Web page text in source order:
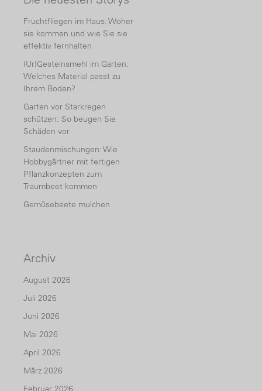
Fruchtfliegen im Haus: Woher
sie kommen und wie Sie sie
effektiv fernhalten
(Ur)Gesteinsmehl im Garten:
Welches Material passt zu
Ihrem Boden?
Garten vor Starkregen
schützen: So beugen Sie
Schäden vor
Staudenmischungen: Wie
Hobbygärtner mit fertigen
Pflanzkonzepten zum
Traumbeet kommen
Gemüsebeete mulchen
Archiv
August 2026
Juli 2026
Juni 2026
Mai 2026
April 2026
März 2026
Februar 2026